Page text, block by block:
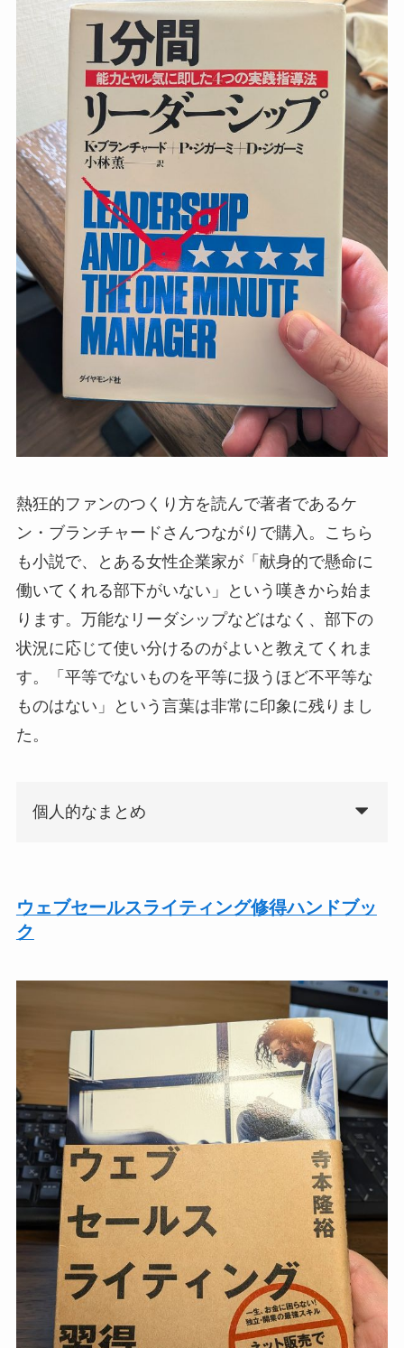
熱狂的ファンのつくり方を読んで著者であるケ
ン・ブランチャードさんつながりで購入。こちら
も小説で、とある女性企業家が「献身的で懸命に
働いてくれる部下がいない」という嘆きから始ま
ります。万能なリーダシップなどはなく、部下の
状況に応じて使い分けるのがよいと教えてくれま
す。「平等でないものを平等に扱うほど不平等な
ものはない」という言葉は非常に印象に残りまし
た。
個人的なまとめ
ウェブセールスライティング修得ハンドブッ
ク